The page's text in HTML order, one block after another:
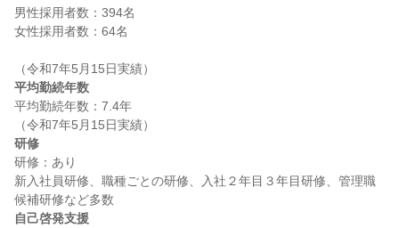
男性採用者数：394名
女性採用者数：64名
平均勤続年数
平均勤続年数：7.4年
研修
研修：あり
新入社員研修、職種ごとの研修、入社２年目３年目研修、管理職
自己啓発支援